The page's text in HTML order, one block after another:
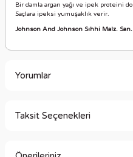
Bir damla argan yağı ve ipek proteini
Saçlara ipeksi yumuşaklık verir.
Johnson And Johnson Sıhhi Malz.
Yorumlar
Taksit Seçenekleri